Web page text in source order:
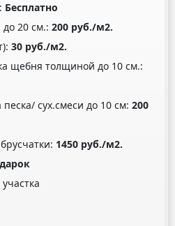
Бесплатно
до 20 см.:200 руб./м2.
30 руб./м2.
щебня толщиной до 10 см.:
сух.смеси до 10 см:200
1450 руб./м2.